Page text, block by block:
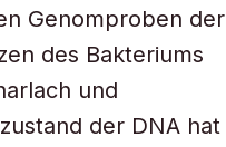
Genomproben der
des Bakteriums
und
der DNA hat